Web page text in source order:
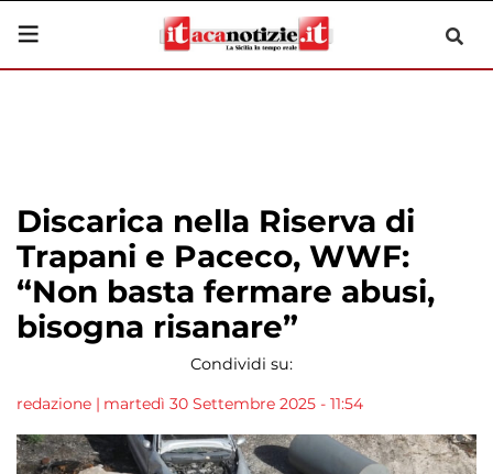
Discarica nella Riserva di
Trapani e Paceco, WWF:
“Non basta fermare abusi,
bisogna risanare”
Condividi su:
redazione | martedì 30 Settembre 2025 - 11:54